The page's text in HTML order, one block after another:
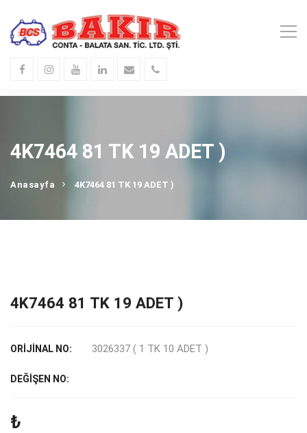
4K7464 81 TK 19 ADET )
Anasayfa 4K7464 81 TK 19 ADET )
4K7464 81 TK 19 ADET )
ORİJİNAL NO: 3026337 ( 1 TK 10 ADET )
DEĞİŞEN NO:
₺